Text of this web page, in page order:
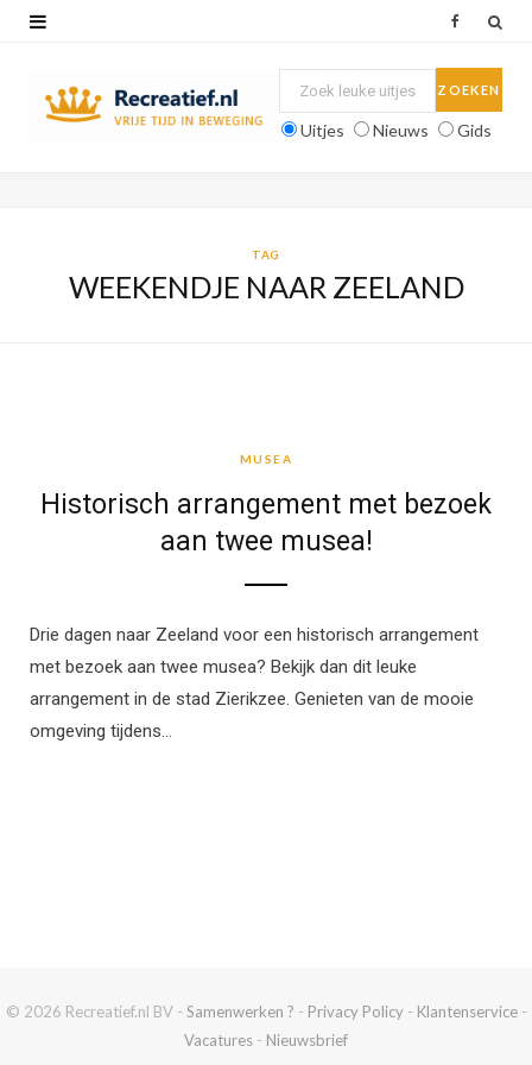
o
Uitjes Nieuws Gids
TAG
WEEKENDJE NAAR ZEELAND
MUSEA
Historisch arrangement met bezoek
aan twee musea!
Drie dagen naar Zeeland voor een historisch arrangement
met bezoek aan twee musea? Bekijk dan dit leuke
arrangement in de stad Zierikzee. Genieten van de mooie
omgeving tijdens…
© 2026 Recreatief.nl BV - Samenwerken ? - Privacy Policy- Klantenservice-
Vacatures - Nieuwsbrief